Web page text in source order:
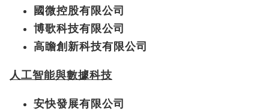
國微控股有限公司
博歌科技有限公司
高瞻創新科技有限公司
人工智能與數據科技
安快發展有限公司